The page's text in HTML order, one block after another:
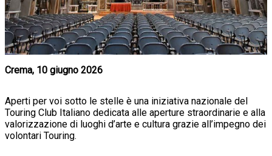
Crema, 10 giugno 2026
Aperti per voi sotto le stelle è una iniziativa nazionale del
Touring Club Italiano dedicata alle aperture straordinarie e alla
valorizzazione di luoghi d’arte e cultura grazie all’impegno dei
volontari Touring.